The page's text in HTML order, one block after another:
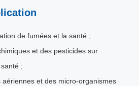
de fumées et la santé ;
et des pesticides sur
;
aériennes et des micro-organismes